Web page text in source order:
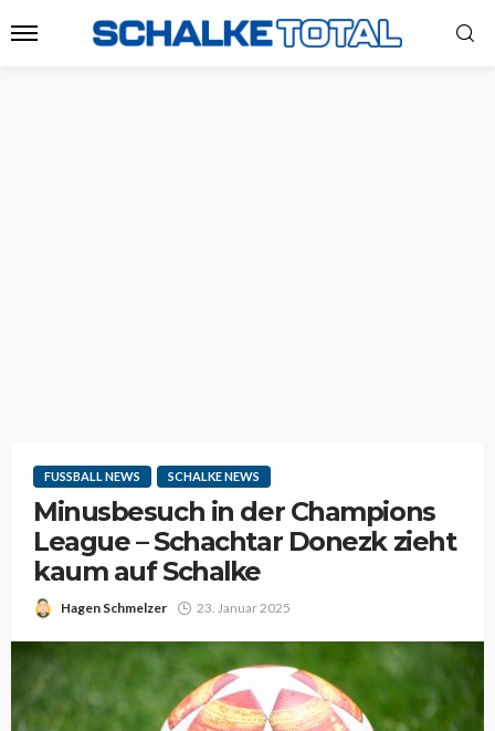
FUSSBALL NEWS SCHALKE NEWS
Minusbesuch in der Champions
League – Schachtar Donezk zieht
kaum auf Schalke
Hagen Schmelzer 23. Januar 2025